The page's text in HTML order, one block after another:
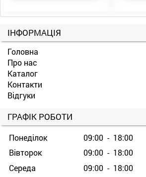
ІНФОРМАЦІЯ
Головна
Про нас
Каталог
Контакти
Відгуки
ГРАФІК РОБОТИ
Понеділок
09:00 - 18:00
Вівторок
09:00 - 18:00
Середа
09:00 - 18:00